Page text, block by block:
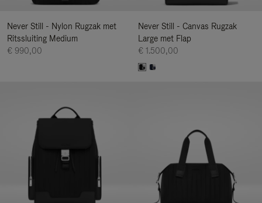
Never Still - Nylon Rugzak met
Ritssluiting Medium
€ 990,00
Never Still - Canvas Rugzak
Large met Flap
€ 1.500,00